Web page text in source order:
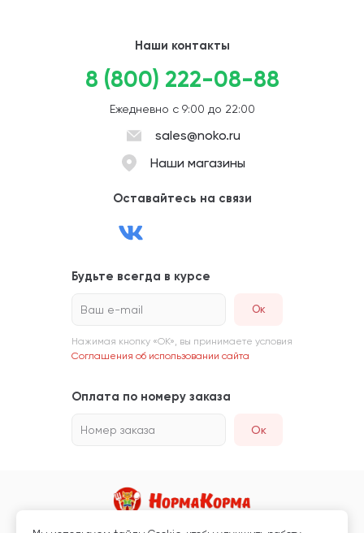
Наши контакты
8 (800) 222-08-88
Ежедневно с 9:00 до 22:00
sales@noko.ru
Наши магазины
Оставайтесь на связи
Будьте всегда в курсе
Ваш e-mail
Нажимая кнопку «ОК», вы принимаете условия
Соглашения об использовании сайта
Оплата по номеру заказа
Номер заказа Ок